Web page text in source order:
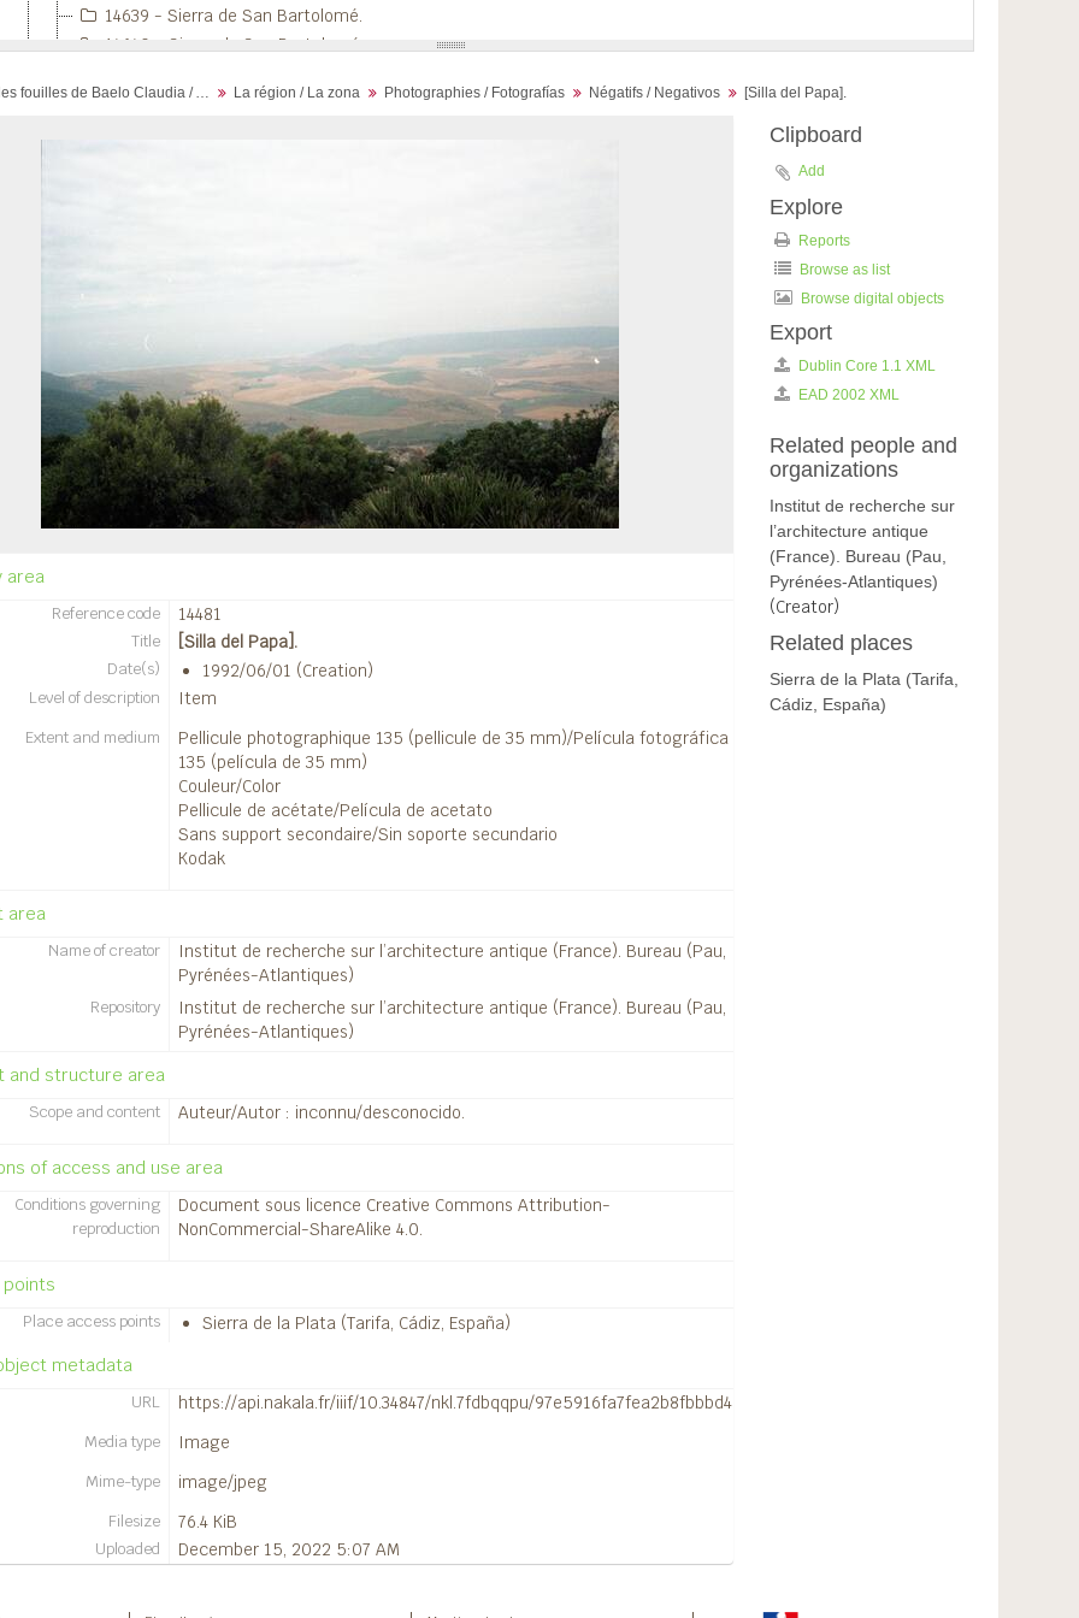
14639 - Sierra de San Bartolomé.
14640 - Sierra de San Bartolomé.
14642 - Sierra de San Bartolomé.
14729 - Vue aérienne/Vista aérea.
14730 - Vue aérienne/Vista aérea.
14737 - Silla del Papa.
14738 - Silla del Papa.
14739 - Silla del Papa.
14740 - Silla del Papa.
14741 - Silla del Papa.
14744 - Silla del Papa.
14747 - Silla del Papa.
14748 - Silla del Papa.
14749 - Silla del Papa.
14750 - Silla del Papa.
14751 - Silla del Papa.
14753 - Silla del Papa.
14754 - Silla del Papa.
14755 - Silla del Papa.
1141 - Silla del Papa.
1142 - Silla del Papa.
1143 - Silla del Papa.
1144 - Silla del Papa.
1160 - Silla del Papa.
1161 - Silla del Papa.
1163 - Silla del Papa.
1164 - Silla del Papa.
1165 - Silla del Papa.
1177 - Silla del Papa.
02 - Tirages photographiques / Positivados
03 - Diapositives / Diapositivas
02 - Du terrain à la publication des fouilles / Desde el terreno hasta la publicación de la excavación
Archives des fouilles de Baelo Claudia / Archivos de la excavación de Baelo Claudia La région / La zona Photographies / Fotografías Négatifs / Negativos [Silla del Papa].
area
Reference code 14481
Title [Silla del Papa].
Date(s) 1992/06/01 (Creation)
Level of description Item
Extent and medium
Pellicule photographique 135 (pellicule de 35 mm)/Película fotográfica
135 (película de 35 mm)
Couleur/Color
Pellicule de acétate/Película de acetato
Sans support secondaire/Sin soporte secundario
Kodak
area
Name of creator
Institut de recherche sur l’architecture antique (France). Bureau (Pau,
Pyrénées-Atlantiques)
Repository
Institut de recherche sur l’architecture antique (France). Bureau (Pau,
Pyrénées-Atlantiques)
and structure area
Scope and content Auteur/Autor : inconnu/desconocido.
of access and use area
Conditions governing
reproduction
Document sous licence Creative Commons Attribution-
NonCommercial-ShareAlike 4.0.
Place access points
Sierra de la Plata (Tarifa, Cádiz, España)
metadata
URL https://api.nakala.fr/iiif/10.34847/nkl.7fdbqqpu/97e5916fa7fea2b8fbbbd48d2f9d4619228969de/full/full/0/default.jpg
Media type Image
Mime-type image/jpeg
Filesize 76.4 KiB
Uploaded December 15, 2022 5:07 AM
Clipboard
Add
Explore
Reports
Browse as list
Browse digital objects
Export
Dublin Core 1.1 XML
EAD 2002 XML
Related people and
organizations
Institut de recherche sur
l’architecture antique
(France). Bureau (Pau,
Pyrénées-Atlantiques)
(Creator)
Related places
Sierra de la Plata (Tarifa,
Cádiz, España)